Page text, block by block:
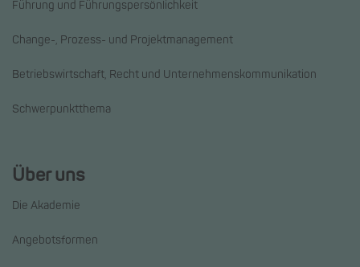
Führung und Führungspersönlichkeit
Change-, Prozess- und Projektmanagement
Betriebswirtschaft, Recht und Unternehmenskommunikation
Schwerpunktthema
Über uns
Die Akademie
Angebotsformen